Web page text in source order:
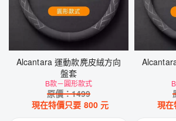
Alcantara 運動款麂皮絨方向
盤套
B款－圓形款式
原價：1499
現在特價只要 800 元
現在